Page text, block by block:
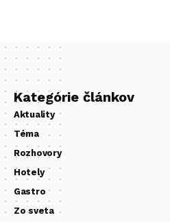
Kategórie článkov
Aktuality
Téma
Rozhovory
Hotely
Gastro
Zo sveta